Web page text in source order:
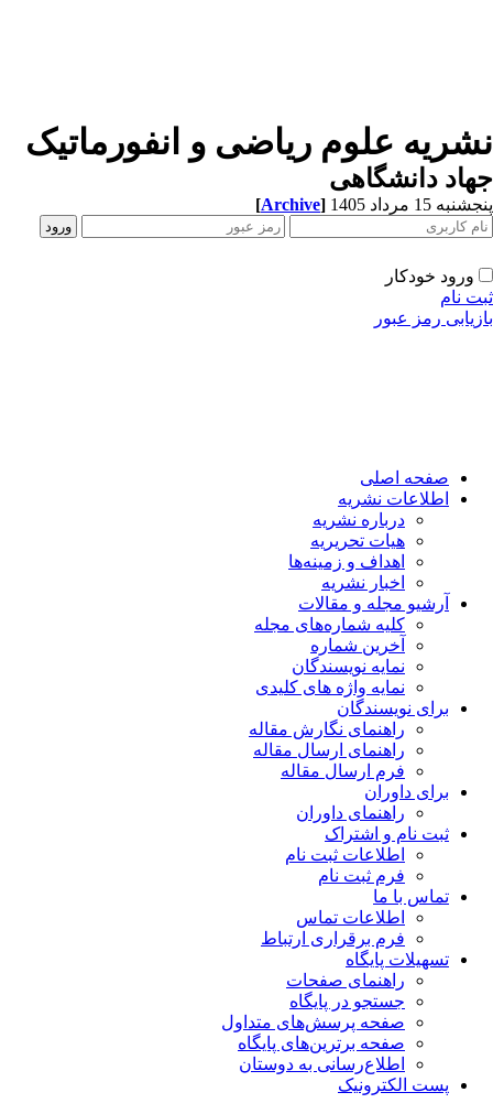
علوم ریاضی و انفورماتیک
دانشگاهی
15 مرداد 1405 [Archive]
ورود خودکار
نام
رمز عبور
صفحه اصلی
اطلاعات نشریه
درباره نشریه
هیات تحریریه
اهداف و زمینه‌ها
اخبار نشریه
آرشیو مجله و مقالات
کلیه شماره‌های مجله
آخرین شماره
نمایه نویسندگان
نمایه واژه های کلیدی
برای نویسندگان
راهنمای نگارش مقاله
راهنمای ارسال مقاله
فرم ارسال مقاله
برای داوران
راهنمای داوران
ثبت نام و اشتراک
اطلاعات ثبت نام
فرم ثبت نام
تماس با ما
اطلاعات تماس
فرم برقراری ارتباط
تسهیلات پایگاه
راهنمای صفحات
جستجو در پایگاه
صفحه پرسش‌های متداول
صفحه برترین‌های پایگاه
اطلاع‌رسانی به دوستان
پست الکترونیک